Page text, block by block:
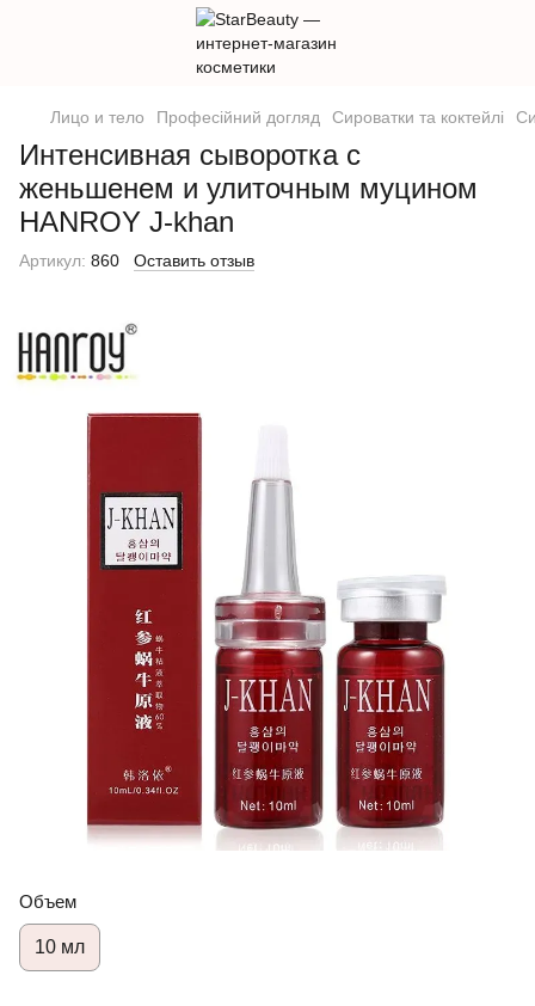
Лицо и тело Професійний догляд Сироватки та коктейлі
Интенсивная сыворотка с
женьшенем и улиточным муцином
HANROY J-khan
Артикул: 860 Оставить отзыв
Объем
10 мл